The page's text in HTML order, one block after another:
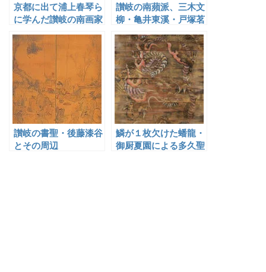
京都に出て浦上春琴ら
に学んだ讃岐の南画家
讃岐の南蘋派、三木文
柳・亀井東溪・戸塚茗
溪
讃岐の書聖・後藤漆谷
とその周辺
鱗が１枚欠けた蟠龍・
御厨夏園による多久聖